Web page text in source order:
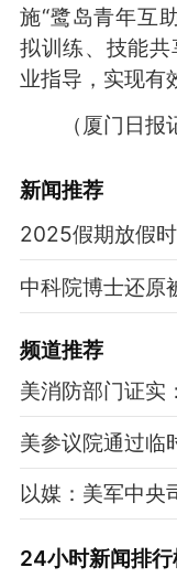
施“鹭岛青年互
拟训练、技能
业指导，实现有
（厦门日报记
新闻推荐
频道推荐
美消防部门证实
美参议院通过临
以媒：美军中央
24小时新闻排行